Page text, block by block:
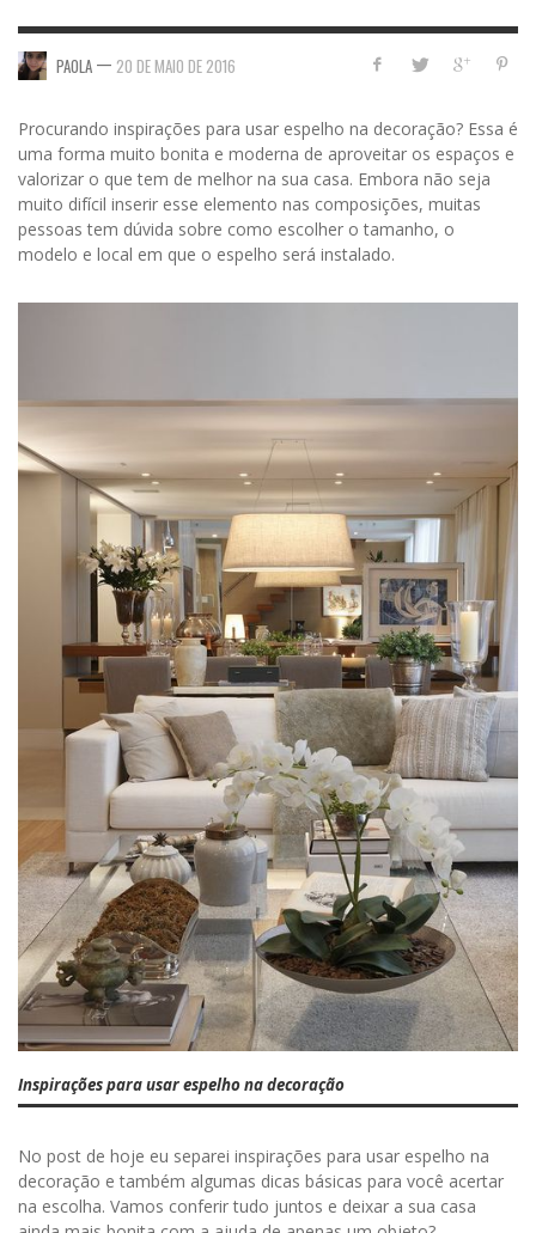
PAOLA — 20 DE MAIO DE 2016
Procurando inspirações para usar espelho na decoração? Essa é
uma forma muito bonita e moderna de aproveitar os espaços e
valorizar o que tem de melhor na sua casa. Embora não seja
muito difícil inserir esse elemento nas composições, muitas
pessoas tem dúvida sobre como escolher o tamanho, o
modelo e local em que o espelho será instalado.
Inspirações para usar espelho na decoração
No post de hoje eu separei inspirações para usar espelho na
decoração e também algumas dicas básicas para você acertar
na escolha. Vamos conferir tudo juntos e deixar a sua casa